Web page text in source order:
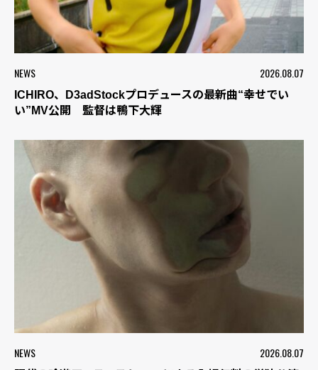
NEWS 2026.08.07
ICHIRO、D3adStockプロデュースの最新曲“幸せでい
い”MV公開 監督は鴨下大輝
NEWS 2026.08.07